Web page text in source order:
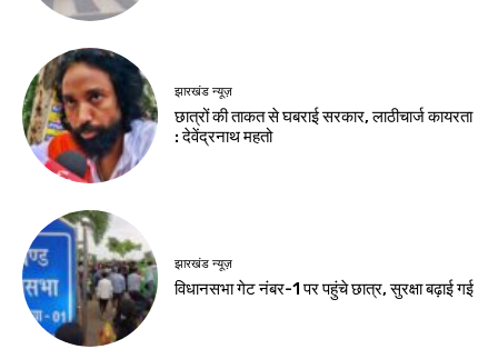
झारखंड न्यूज़
झारखंड विधानसभा में
8,399 करोड़ का
अनुपूरक बजट पारित
Birsa Bhumi Live
नवीनतम लेख